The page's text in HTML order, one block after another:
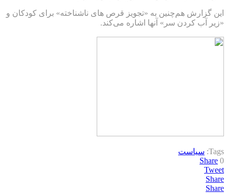
این گزارش هم‌چنین به «تجویز قرص های ناشناخته» برای کودکان و
«زیر آب کردن سر» آنها اشاره می‌کند.
Tags: سیاست
Share 0
Tweet
Share
Share